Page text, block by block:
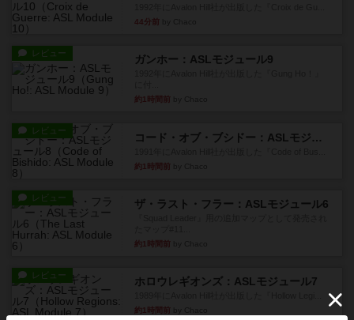
44分前
レビュー ガンホー：ASLモジュール9
約1時間前
レビュー
コード・オブ・ブシドー：ASLモジュール8
約1時間前
レビュー ザ・ラスト・フラー：ASLモジュール6
約1時間前
レビュー ホロウレギオンズ：ASLモジュール7
約1時間前